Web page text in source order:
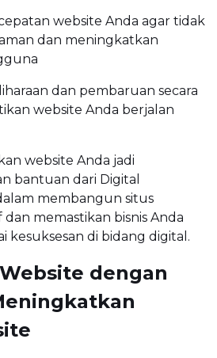
website Anda agar tidak
dan meningkatkan
dan pembaruan secara
website Anda berjalan
website Anda jadi
bantuan dari Digital
membangun situs
memastikan bisnis Anda
kesuksesan di bidang digital.
dengan